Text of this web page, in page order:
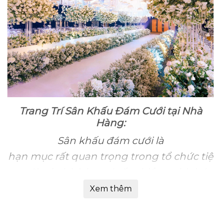
Trang Trí Sân Khấu Đám Cưới tại Nhà
Hàng:
Sân khấu đám cưới là
hạn mục rất quan trọng trong tổ chức tiệ
đám cưới được tổ chức trên sân khấu
Xem thêm